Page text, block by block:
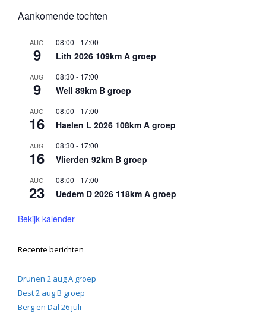
Aankomende tochten
AUG
9
08:00 - 17:00
Lith 2026 109km A groep
AUG
9
08:30 - 17:00
Well 89km B groep
AUG
16
08:00 - 17:00
Haelen L 2026 108km A groep
AUG
16
08:30 - 17:00
Vlierden 92km B groep
AUG
23
08:00 - 17:00
Uedem D 2026 118km A groep
Bekijk kalender
Recente berichten
Drunen 2 aug A groep
Best 2 aug B groep
Berg en Dal 26 juli